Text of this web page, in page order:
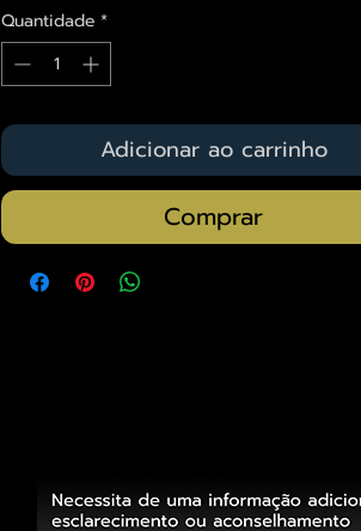
Quantidade *
Adicionar ao carrinho
Comprar